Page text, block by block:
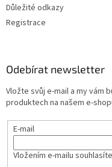
Důležité odkazy
Registrace
Odebírat newsletter
Vložte svůj e-mail a my vám
produktech na našem e-
E-mail
Vložením e-mailu